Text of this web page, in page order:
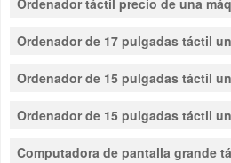
Ordenador táctil precio de una
Ordenador de 17 pulgadas táctil
Ordenador de 15 pulgadas táctil
Ordenador de 15 pulgadas táctil
Computadora de pantalla grande